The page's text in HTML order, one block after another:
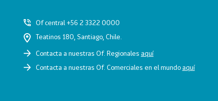
Of central +56 2 3322 0000
Teatinos 180, Santiago, Chile.
Contacta a nuestras Of. Regionales aquí
Contacta a nuestras Of. Comerciales en el mundoaquí